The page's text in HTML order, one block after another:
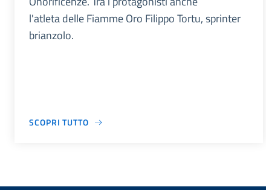
l'atleta delle Fiamme Oro Filippo Tortu, sprinter
brianzolo.
SCOPRI TUTTO